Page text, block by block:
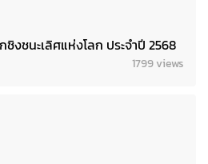
งชนะเลิศแห่งโลก ประจำปี 2568
1799 views